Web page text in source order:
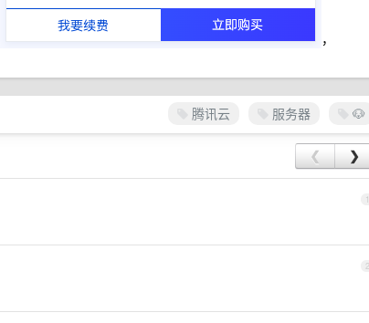
，
腾讯云 服务器 🐶
❮ ❯
1
2